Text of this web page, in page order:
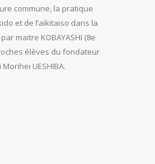
commune, la pratique
et de l’aikitaiso dans la
maitre KOBAYASHI (8e
élèves du fondateur
Morihei UESHIBA.